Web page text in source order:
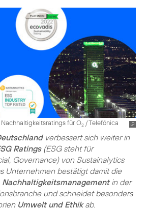
für O2 / Telefónica
verbessert sich weiter in
Ratings(ESG steht für
Governance) von Sustainalytics
Unternehmen bestätigt damit die
in der
und schneidet besonders
Umwelt und Ethikab.